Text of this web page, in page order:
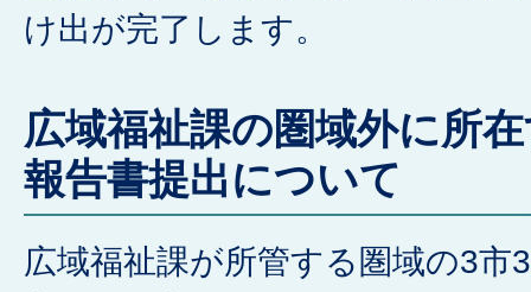
け出が完了します。
広域福祉課の圏域外に所
報告書提出について
広域福祉課が所管する圏域の3市